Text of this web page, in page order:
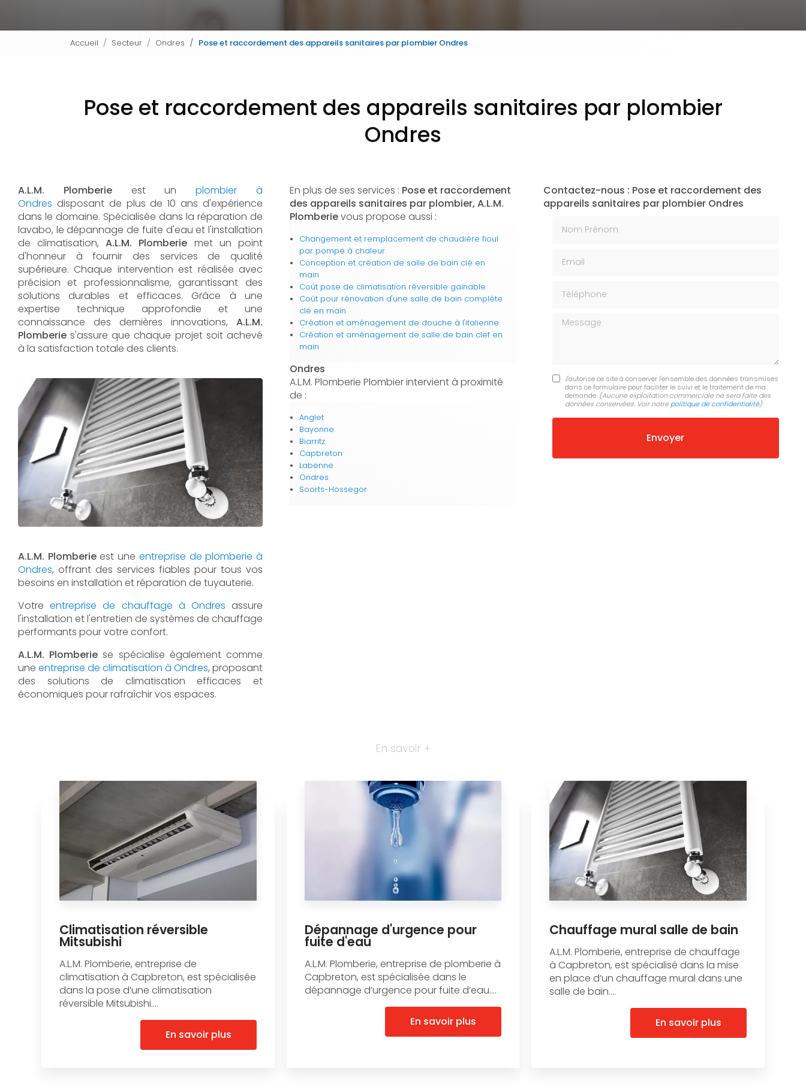
Accueil Secteur Ondres Pose et raccordement des appareils sanitaires par plombier Ondres
Pose et raccordement des appareils sanitaires par plombier
Ondres
A.L.M. Plomberieest unplombier à
Ondres disposant de plus de 10 ans d'expérience
dans le domaine. Spécialisée dans la réparation de
lavabo, le dépannage de fuite d'eau et l'installation
de climatisation,A.L.M. Plomberie met un point
d'honneur à fournir des services de qualité
supérieure. Chaque intervention est réalisée avec
précision et professionnalisme, garantissant des
solutions durables et efficaces. Grâce à une
expertise technique approfondie et une
connaissance des dernières innovations, A.L.M.
Plomberie s'assure que chaque projet soit achevé
à la satisfaction totale des clients.
A.L.M. Plomberieest une entreprise de plomberie à
Ondres, offrant des services fiables pour tous vos
besoins en installation et réparation de tuyauterie.
Votreentreprise de chauffage à Ondres assure
l'installation et l'entretien de systèmes de chauffage
performants pour votre confort.
A.L.M. Plomberie se spécialise également comme
une entreprise de climatisation à Ondres, proposant
des solutions de climatisation efficaces et
économiques pour rafraîchir vos espaces.
En plus de ses services : Pose et raccordement
des appareils sanitaires par plombier, A.L.M.
Plomberievous propose aussi :
Changement et remplacement de chaudière fioul
par pompe à chaleur
Conception et création de salle de bain clé en
main
Coût pose de climatisation réversible gainable
Coût pour rénovation d'une salle de bain complète
clé en main
Création et aménagement de douche à l'italienne
Création et aménagement de salle de bain clef en
main
Ondres
A.L.M. Plomberie Plombier intervient à proximité
de :
Anglet
Bayonne
Biarritz
Capbreton
Labenne
Ondres
Soorts-Hossegor
Contactez-nous : Pose et raccordement des
appareils sanitaires par plombier Ondres
Message
J'autorise ce site à conserver l'ensemble des données transmises
dans ce formulaire pour faciliter le suivi et le traitement de ma
demande. (Aucune exploitation commerciale ne sera faite des
données conservées. Voir notre politique de confidentialité)
En savoir +
Climatisation réversible
Mitsubishi
A.L.M. Plomberie, entreprise de
climatisation à Capbreton, est spécialisée
dans la pose d’une climatisation
réversible Mitsubishi....
En savoir plus
Dépannage d'urgence pour
fuite d'eau
A.L.M. Plomberie, entreprise de plomberie à
Capbreton, est spécialisée dans le
dépannage d’urgence pour fuite d’eau....
En savoir plus
Chauffage mural salle de bain
A.L.M. Plomberie, entreprise de chauffage
à Capbreton, est spécialisé dans la mise
en place d’un chauffage mural dans une
salle de bain....
En savoir plus